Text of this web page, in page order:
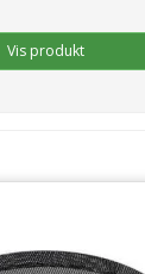
Vis produkt